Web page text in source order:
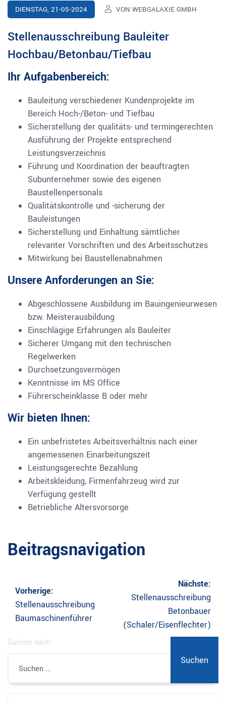
DIENSTAG, 21-05-2024 VON WEBGALAXIE GMBH
Stellenausschreibung Bauleiter
Hochbau/Betonbau/Tiefbau
Ihr Aufgabenbereich:
Bauleitung verschiedener Kundenprojekte im
Bereich Hoch-/Beton- und Tiefbau
Sicherstellung der qualitäts- und termingerechten
Ausführung der Projekte entsprechend
Leistungsverzeichnis
Führung und Koordination der beauftragten
Subunternehmer sowie des eigenen
Baustellenpersonals
Qualitätskontrolle und -sicherung der
Bauleistungen
Sicherstellung und Einhaltung sämtlicher
relevanter Vorschriften und des Arbeitsschutzes
Mitwirkung bei Baustellenabnahmen
Unsere Anforderungen an Sie:
Abgeschlossene Ausbildung im Bauingenieurwesen
bzw. Meisterausbildung
Einschlägige Erfahrungen als Bauleiter
Sicherer Umgang mit den technischen
Regelwerken
Durchsetzungsvermögen
Kenntnisse im MS Office
Führerscheinklasse B oder mehr
Wir bieten Ihnen:
Ein unbefristetes Arbeitsverhältnis nach einer
angemessenen Einarbeitungszeit
Leistungsgerechte Bezahlung
Arbeitskleidung, Firmenfahrzeug wird zur
Verfügung gestellt
Betriebliche Altersvorsorge
Beitragsnavigation
Vorherige:
Stellenausschreibung
Baumaschinenführer
Nächste:
Stellenausschreibung
Betonbauer
(Schaler/Eisenflechter)
Suchen nach: